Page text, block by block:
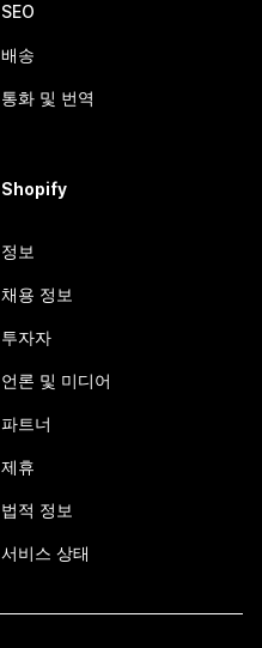
SEO
배송
통화 및 번역
Shopify
정보
채용 정보
투자자
언론 및 미디어
파트너
제휴
법적 정보
서비스 상태